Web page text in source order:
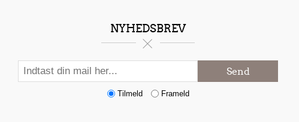
NYHEDSBREV
Send
Tilmeld Frameld